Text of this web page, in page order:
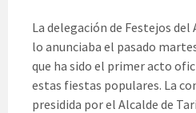
La delegación de Festejos
lo anunciaba el pasado
que ha sido el primer acto
estas fiestas populares. La
presidida por el Alcalde de